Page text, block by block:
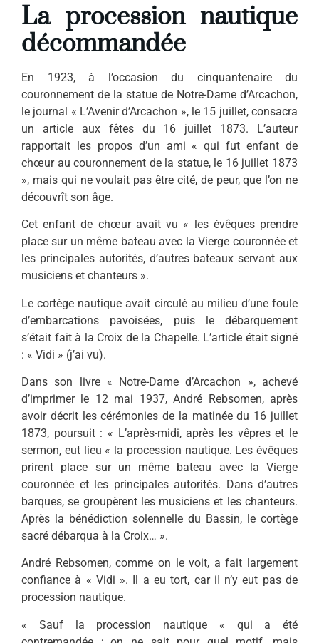
La procession nautique
décommandée
En 1923, à l’occasion du cinquan­tenaire du
couronnement de la statue de Notre-Dame d’Arcachon,
le journal « L’Avenir d’Arcachon », le 15 juillet, consacra
un article aux fêtes du 16 juillet 1873. L’auteur
rapportait les propos d’un ami « qui fut enfant de
chœur au couronnement de la statue, le 16 juillet 1873
», mais qui ne vou­lait pas être cité, de peur, que l’on ne
découvrît son âge.
Cet enfant de chœur avait vu « les évêques prendre
place sur un même bateau avec la Vierge couronnée et
les principales autorités, d’autres bateaux servant aux
musiciens et chanteurs ».
Le cortège nautique avait cir­culé au milieu d’une foule
d’em­barcations pavoisées, puis le débarquement
s’était fait à la Croix de la Chapelle. L’article était signé
: « Vidi » (j’ai vu).
Dans son livre « Notre-Dame d’Arcachon », achevé
d’imprimer le 12 mai 1937, André Rebsomen, après
avoir décrit les cérémonies de la matinée du 16 juillet
1873, poursuit : « L’après-midi, après les vêpres et le
sermon, eut lieu « la procession nautique. Les évêques
prirent place sur un même bateau avec la Vierge
couronnée et les principales autorités. Dans d’autres
barques, se groupèrent les musiciens et les chanteurs.
Après la bénédiction solennelle du Bassin, le cortège
sacré débarqua à la Croix… ».
André Rebsomen, comme on le voit, a fait largement
confiance à « Vidi ». Il a eu tort, car iI n’y eut pas de
procession nautique.
« Sauf la procession nautique « qui a été